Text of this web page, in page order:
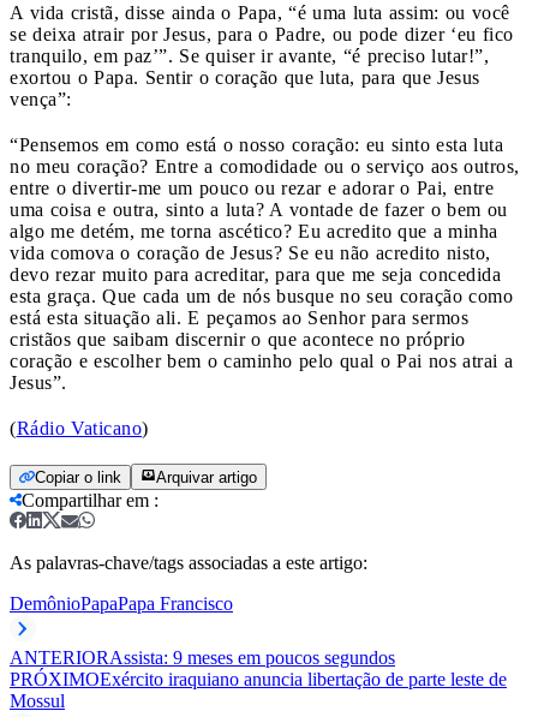
A vida cristã, disse ainda o Papa, “é uma luta assim: ou você
se deixa atrair por Jesus, para o Padre, ou pode dizer ‘eu fico
tranquilo, em paz’”. Se quiser ir avante, “é preciso lutar!”,
exortou o Papa. Sentir o coração que luta, para que Jesus
vença”:
“Pensemos em como está o nosso coração: eu sinto esta luta
no meu coração? Entre a comodidade ou o serviço aos outros,
entre o divertir-me um pouco ou rezar e adorar o Pai, entre
uma coisa e outra, sinto a luta? A vontade de fazer o bem ou
algo me detém, me torna ascético? Eu acredito que a minha
vida comova o coração de Jesus? Se eu não acredito nisto,
devo rezar muito para acreditar, para que me seja concedida
esta graça. Que cada um de nós busque no seu coração como
está esta situação ali. E peçamos ao Senhor para sermos
cristãos que saibam discernir o que acontece no próprio
coração e escolher bem o caminho pelo qual o Pai nos atrai a
Jesus”.
(Rádio Vaticano)
Copiar o link Arquivar artigo
Compartilhar em :
As palavras-chave/tags associadas a este artigo:
DemônioPapaPapa Francisco
ANTERIORAssista: 9 meses em poucos segundos
PRÓXIMOExército iraquiano anuncia libertação de parte leste de
Mossul